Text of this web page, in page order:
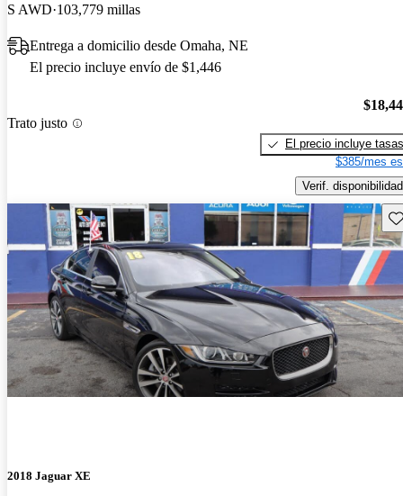
S AWD 103,779 millas
Entrega a domicilio desde Omaha, NE
El precio incluye envío de $1,446
Trato justo
El precio incluye tasas
$385/mes
Verif. disponibilidad
2018 Jaguar XE